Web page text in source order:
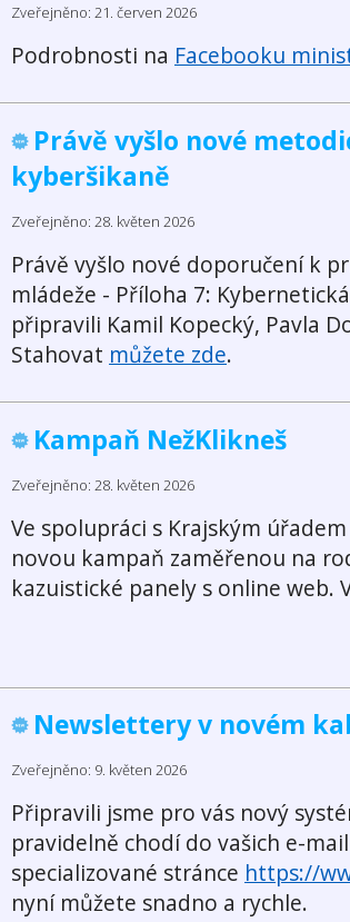
Zveřejněno: 21. červen 2026
Podrobnosti na Facebooku
Právě vyšlo nové
kyberšikaně
Zveřejněno: 28. květen 2026
Právě vyšlo nové doporučení k
mládeže - Příloha 7:
připravili Kamil Kopecký, Pavla
Stahovat můžete zde.
Kampaň NežKlikneš
Zveřejněno: 28. květen 2026
Ve spolupráci s Krajským
novou kampaň zaměřenou na
kazuistické panely s online web.
Newslettery v novém
Zveřejněno: 9. květen 2026
Připravili jsme pro vás nový
pravidelně chodí do vašich e-
specializované stránce https://
nyní můžete snadno a rychle.